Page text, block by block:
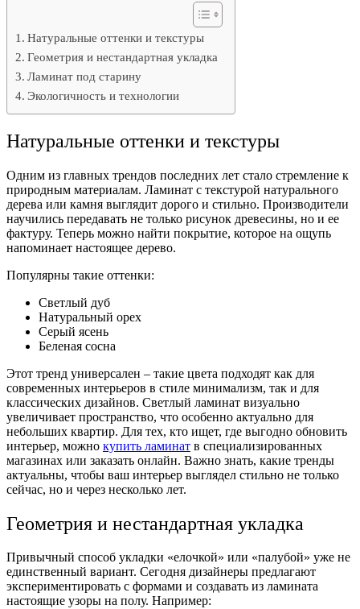
Натуральные оттенки и текстуры
Геометрия и нестандартная укладка
Ламинат под старину
Экологичность и технологии
Натуральные оттенки и текстуры
Одним из главных трендов последних лет стало стремление к
природным материалам. Ламинат с текстурой натурального
дерева или камня выглядит дорого и стильно. Производители
научились передавать не только рисунок древесины, но и ее
фактуру. Теперь можно найти покрытие, которое на ощупь
напоминает настоящее дерево.
Популярны такие оттенки:
Светлый дуб
Натуральный орех
Серый ясень
Беленая сосна
Этот тренд универсален – такие цвета подходят как для
современных интерьеров в стиле минимализм, так и для
классических дизайнов. Светлый ламинат визуально
увеличивает пространство, что особенно актуально для
небольших квартир. Для тех, кто ищет, где выгодно обновить
интерьер, можно купить ламинат в специализированных
магазинах или заказать онлайн. Важно знать, какие тренды
актуальны, чтобы ваш интерьер выглядел стильно не только
сейчас, но и через несколько лет.
Геометрия и нестандартная укладка
Привычный способ укладки «елочкой» или «палубой» уже не
единственный вариант. Сегодня дизайнеры предлагают
экспериментировать с формами и создавать из ламината
настоящие узоры на полу. Например: